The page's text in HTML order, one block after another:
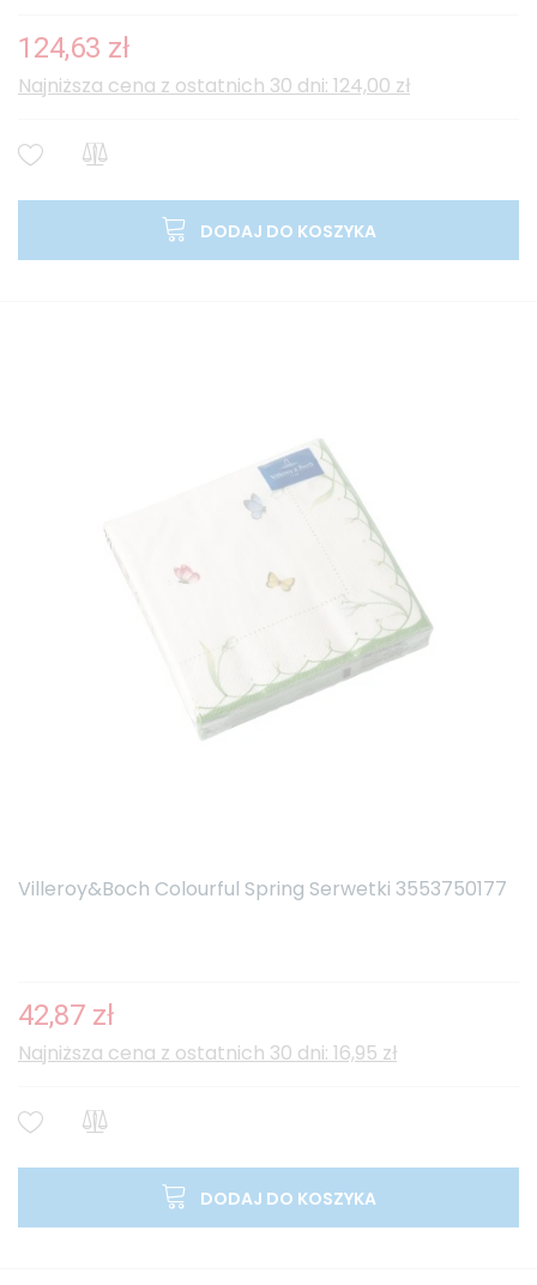
124,63 zł
Najniższa cena z ostatnich 30 dni: 124,00 zł
DODAJ DO KOSZYKA
Villeroy&Boch Colourful Spring Serwetki 3553750177
42,87 zł
Najniższa cena z ostatnich 30 dni: 16,95 zł
DODAJ DO KOSZYKA